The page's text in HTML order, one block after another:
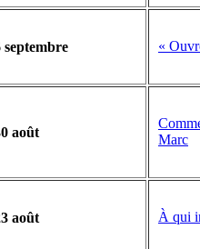
septembre «
août
Marc
août À qui